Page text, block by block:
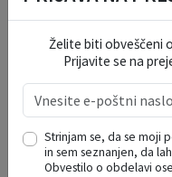
po
to sr
27 28 29
3
4 5
10
11 12
Želite biti obveščeni
Prijavite se na
Strinjam se, da se moji
in sem seznanjen, da
Obvestilo o obdelavi